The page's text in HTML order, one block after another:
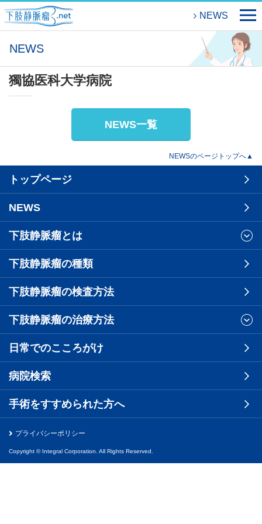
NEWS
NEWS
獨協医科大学病院
NEWS一覧
NEWSのページトップへ▲
トップページ
NEWS
下肢静脈瘤とは
下肢静脈瘤の種類
下肢静脈瘤の検査方法
下肢静脈瘤の治療方法
日常でのこころがけ
病院検索
手術をすすめられた方へ
プライバシーポリシー
Copyright © Integral Corporation. All Rights Reserved.